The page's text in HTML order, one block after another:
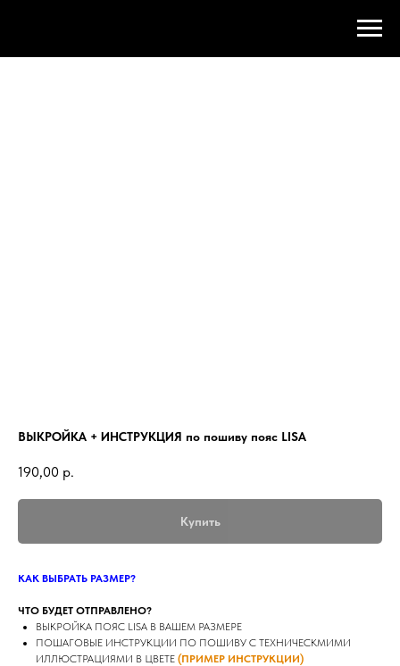
ВЫКРОЙКА + ИНСТРУКЦИЯ по пошиву пояс LISA
190,00 р.
Купить
КАК ВЫБРАТЬ РАЗМЕР?
ЧТО БУДЕТ ОТПРАВЛЕНО?
ВЫКРОЙКА ПОЯС LISA В ВАШЕМ РАЗМЕРЕ
ПОШАГОВЫЕ ИНСТРУКЦИИ ПО ПОШИВУ C ТЕХНИЧЕСКМИМИ
ИЛЛЮСТРАЦИЯМИ В ЦВЕТЕ (ПРИМЕР ИНСТРУКЦИИ)